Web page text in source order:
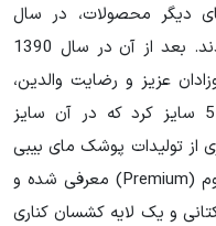
محصولات، در سال
1384 و در 4 سایز تولید و عرضه شدند. بعد از آن در سال 1390
عزیز و رضایت والدین،
اقدام به تولید پوشک مای بیبی در 5 سایز کرد که در آن سایز
از تولیدات پوشک مای بیبی
سایز 5- بسته 28 عددی با عنوان پرمیوم (Premium) معرفی شده و
و یک لایه کشسان کناری